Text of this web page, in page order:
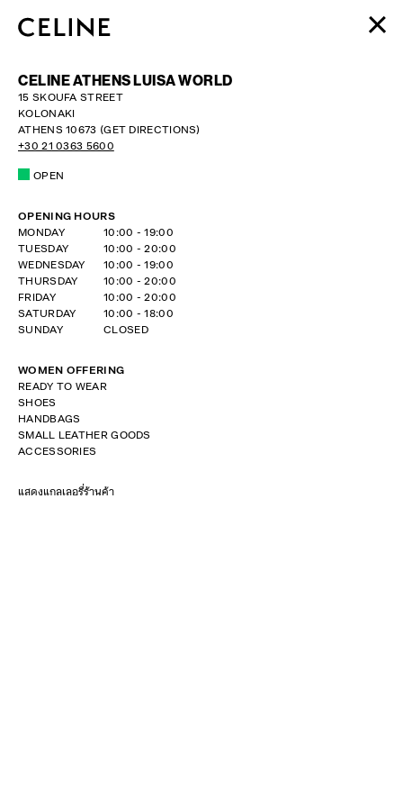
สำหรับผู้หญิง
สำหรับผู้ชาย
HAUTE PARFUMERIE
BEAUTÉ
ถุงช้อปปิ้ง (0)
CELINE ATHENS LUISA WORLD
15 SKOUFA STREET
KOLONAKI
ATHENS 10673 (GET DIRECTIONS)
+30 21 0363 5600
OPEN
OPENING HOURS
DAY OF THE WEEKHOURS
MONDAY 10:00 -19:00
TUESDAY
10:00 -20:00
WEDNESDAY
10:00 -19:00
THURSDAY
10:00 -20:00
FRIDAY
10:00 -20:00
SATURDAY
10:00 -18:00
SUNDAY
CLOSED
WOMEN OFFERING
READY TO WEAR
SHOES
HANDBAGS
SMALL LEATHER GOODS
ACCESSORIES
แสดงแกลเลอรี่ร้านค้า